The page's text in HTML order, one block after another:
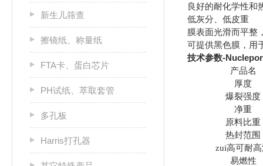
新生儿筛查
擦镜纸、称量纸
FTA卡、蛋白芯片
PH试纸、萃取套管
多孔板
Harris打孔器
良好的耐化学性和
低灰分、低皮重
膜表面光滑而平整
可提供黑色膜，用
技术参数-
产品名
厚度
爆裂强度
净重
原料比重
热封范围
zui高可耐
易燃性